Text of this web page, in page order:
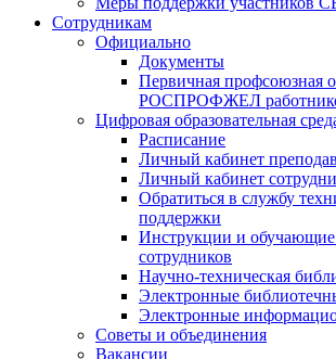
Сотрудникам
Официально
Документы
Первичная профсоюзная
РОСПРОФЖЕЛ
Цифровая образовательная
Расписание
Личный кабинет
Личный кабинет
Обратиться в службу
поддержки
Инструкции и обучающие
сотрудников
Научно-техническая
Электронные
Электронные
Советы и объединения
Вакансии